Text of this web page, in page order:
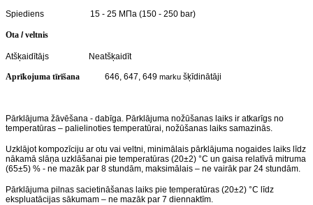
Spiediens 15 - 25 МПа (150 - 250 bar)
Ota /veltnis
Atšķaidītājs Neatšķaidīt
Aprīkojuma tīrīšana 646, 647, 649 marku šķīdinātāji
Pārklājuma žāvēšana - dabīga. Pārklājuma nožūšanas laiks ir atkarīgs no
temperatūras – palielinoties temperatūrai, nožūšanas laiks samazinās.
Uzklājot kompozīciju ar otu vai veltni, minimālais pārklājuma nogaides laiks līdz
nākamā slāņa uzklāšanai pie temperatūras (20±2) °С un gaisa relatīvā mitruma
(65±5) % - ne mazāk par 8 stundām, maksimālais – ne vairāk par 24 stundām.
Pārklājuma pilnas sacietināšanas laiks pie temperatūras (20±2) °С līdz
ekspluatācijas sākumam – ne mazāk par 7 diennaktīm.